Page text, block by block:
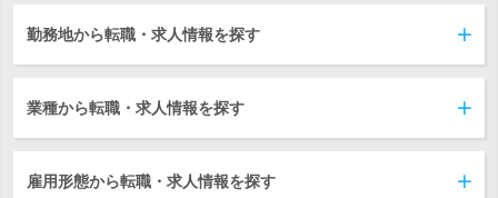
勤務地から転職・求人情報を探す
業種から転職・求人情報を探す
雇用形態から転職・求人情報を探す